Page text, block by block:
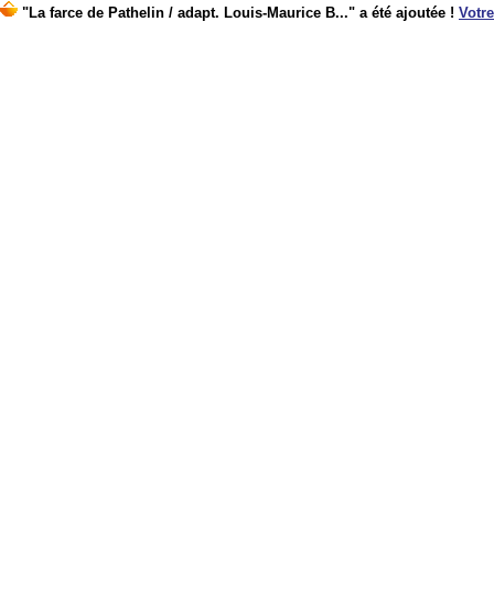
"La farce de Pathelin / adapt. Louis-Maurice B..." a été ajoutée !